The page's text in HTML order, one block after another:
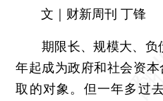
文｜财新周刊 丁锋
期限长、规模大、负
年起成为政府和社会资本
取的对象。但一年多过